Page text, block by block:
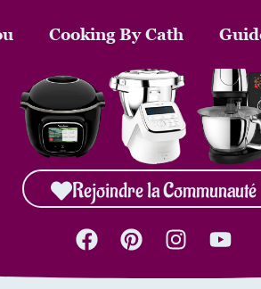
Cooking By Cath
Rejoindre la Communauté